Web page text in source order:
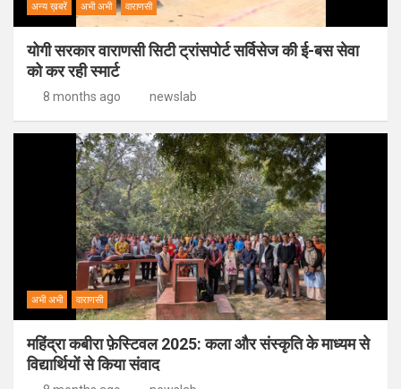
अन्य ख़बरें अभी अभी वाराणसी
योगी सरकार वाराणसी सिटी ट्रांसपोर्ट सर्विसेज की ई-बस सेवा
को कर रही स्मार्ट
8 months ago newslab
अभी अभी वाराणसी
महिंद्रा कबीरा फ़ेस्टिवल 2025: कला और संस्कृति के माध्यम से
विद्यार्थियों से किया संवाद